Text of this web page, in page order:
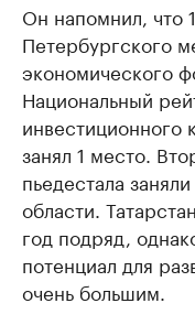
Он напомнил, что
Петербургского
экономического
Национальный
инвестиционного
занял 1 место.
пьедестала
области.
год подряд,
потенциал для
очень большим.